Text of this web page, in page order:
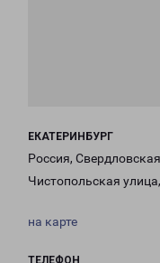
ЕКАТЕРИНБУРГ
Россия,
Чистопольская
на карте